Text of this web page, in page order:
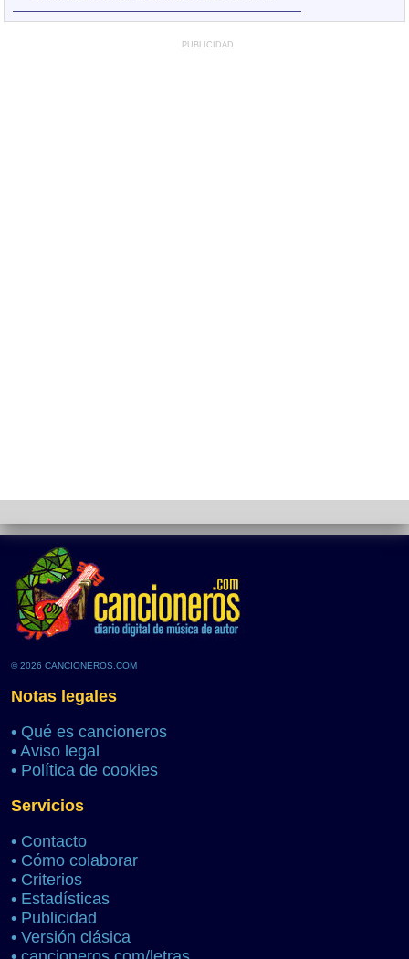
PUBLICIDAD
© 2026 CANCIONEROS.COM
Notas legales
• Qué es cancioneros
• Aviso legal
• Política de cookies
Servicios
• Contacto
• Cómo colaborar
• Criterios
• Estadísticas
• Publicidad
• Versión clásica